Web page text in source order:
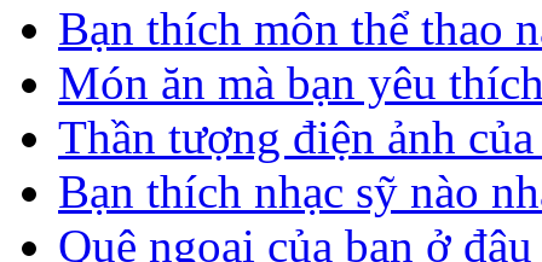
Bạn thích môn thể thao
Món ăn mà bạn yêu
Thần tượng điện ảnh
Bạn thích nhạc sỹ nào
Quê ngoại của bạn ở đâu